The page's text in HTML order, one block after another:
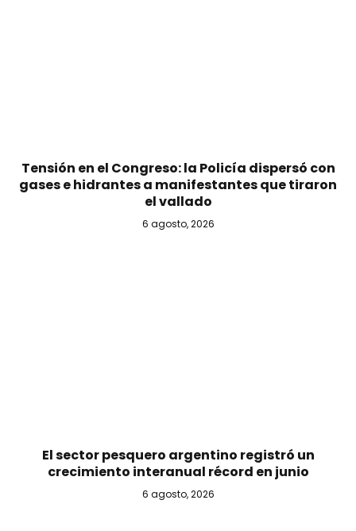
Tensión en el Congreso: la Policía dispersó con
gases e hidrantes a manifestantes que tiraron
el vallado
6 agosto, 2026
El sector pesquero argentino registró un
crecimiento interanual récord en junio
6 agosto, 2026